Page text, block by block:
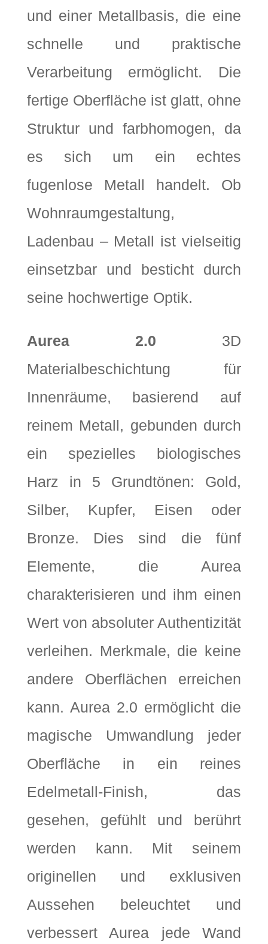
und einer Metallbasis, die eine
schnelle und praktische
Verarbeitung ermöglicht. Die
fertige Oberfläche ist glatt, ohne
Struktur und farbhomogen, da
es sich um ein echtes
fugenlose Metall handelt. Ob
Wohnraumgestaltung,
Ladenbau – Metall ist vielseitig
einsetzbar und besticht durch
seine hochwertige Optik.
Aurea 2.0 3D
Materialbeschichtung für
Innenräume, basierend auf
reinem Metall, gebunden durch
ein spezielles biologisches
Harz in 5 Grundtönen: Gold,
Silber, Kupfer, Eisen oder
Bronze. Dies sind die fünf
Elemente, die Aurea
charakterisieren und ihm einen
Wert von absoluter Authentizität
verleihen. Merkmale, die keine
andere Oberflächen erreichen
kann. Aurea 2.0 ermöglicht die
magische Umwandlung jeder
Oberfläche in ein reines
Edelmetall-Finish, das
gesehen, gefühlt und berührt
werden kann. Mit seinem
originellen und exklusiven
Aussehen beleuchtet und
verbessert Aurea jede Wand